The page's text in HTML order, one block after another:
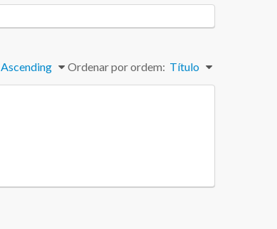
Ordenar por ordem: Título
Ascending